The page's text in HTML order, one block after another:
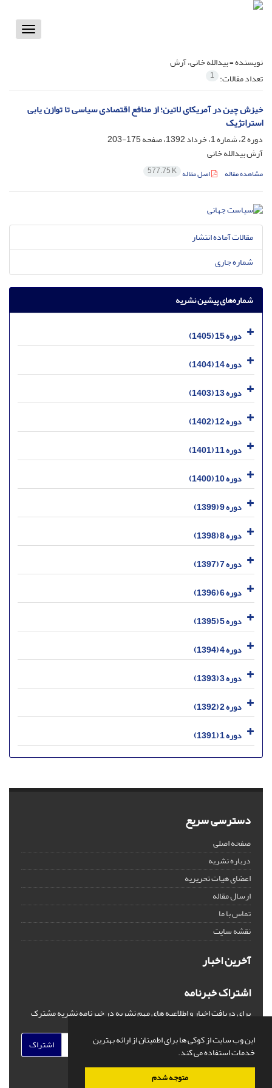
این وب سایت از کوکی ها برای اطمینان از ارائه بهترین
خدمات استفاده می کند.
متوجه شدم
Toggle
نویسنده =بیدالله خانی، آرش
تعداد مقالات: 1
خیزش چین در آمریکای لاتین؛ از منافع اقتصادی سیاسی تا توازن یابی
استراتژیک
دوره 2، شماره 1، خرداد 1392، صفحه
175-203
آرش بیدالله خانی
مشاهده مقاله اصل مقاله 577.75 K
مقالات آماده انتشار
شماره جاری
شماره‌های پیشین نشریه
دوره 15 (1405)
دوره 14 (1404)
دوره 13 (1403)
دوره 12 (1402)
دوره 11 (1401)
دوره 10 (1400)
دوره 9 (1399)
دوره 8 (1398)
دوره 7 (1397)
دوره 6 (1396)
دوره 5 (1395)
دوره 4 (1394)
دوره 3 (1393)
دوره 2 (1392)
دوره 1 (1391)
دسترسی سریع
صفحه اصلی
درباره نشریه
اعضای هیات تحریریه
ارسال مقاله
تماس با ما
نقشه سایت
آخرین اخبار
اشتراک خبرنامه
برای دریافت اخبار و اطلاعیه های مهم نشریه در خبرنامه نشریه مشترک
اشتراک